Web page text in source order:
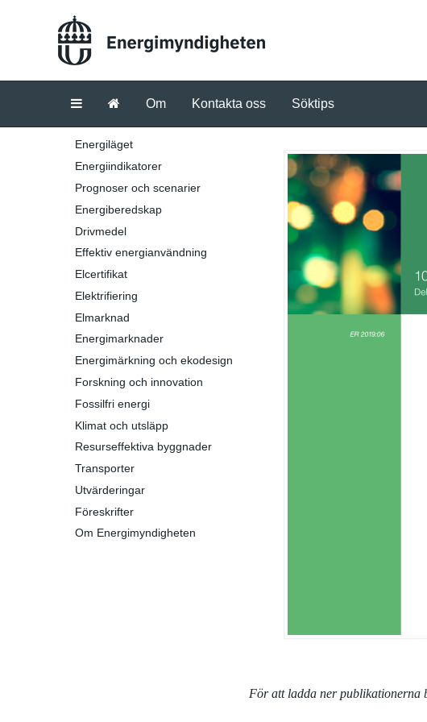
Om Kontakta oss Söktips
Energiläget
Energiindikatorer
Prognoser och scenarier
Energiberedskap
Drivmedel
Effektiv energianvändning
Elcertifikat
Elektrifiering
Elmarknad
Energimarknader
Energimärkning och ekodesign
Forskning och innovation
Fossilfri energi
Klimat och utsläpp
Resurseffektiva byggnader
Transporter
Utvärderingar
Föreskrifter
Om Energimyndigheten
För att ladda ner publikationerna